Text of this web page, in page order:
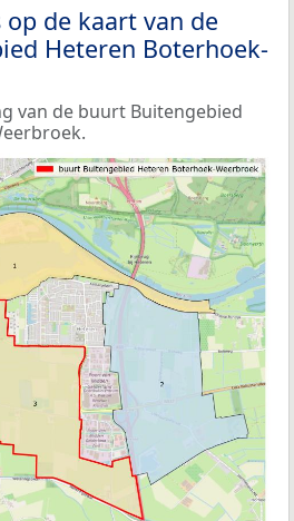
de kaart van de
Heteren Boterhoek-
van de buurt Buitengebied